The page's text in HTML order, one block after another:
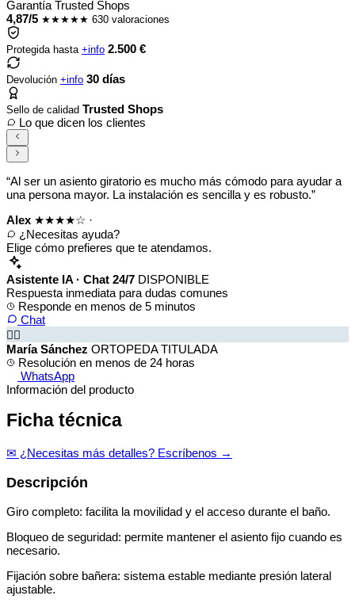
Garantía Trusted Shops
4,87/5 ★★★★★ 630 valoraciones
Protegida hasta +info 2.500 €
Devolución +info 30 días
Sello de calidad Trusted Shops
Lo que dicen los clientes
“Al ser un asiento giratorio es mucho más cómodo para ayudar a
una persona mayor. La instalación es sencilla y es robusto.”
Alex ★★★★☆ ·
¿Necesitas ayuda?
Elige cómo prefieres que te atendamos.
Asistente IA · Chat 24/7 DISPONIBLE
Respuesta inmediata para dudas comunes
Responde en menos de 5 minutos
Chat
👩‍⚕️
María Sánchez ORTOPEDA TITULADA
Resolución en menos de 24 horas
WhatsApp
Información del producto
Ficha técnica
✉ ¿Necesitas más detalles? Escríbenos →
Descripción
Giro completo: facilita la movilidad y el acceso durante el baño.
Bloqueo de seguridad: permite mantener el asiento fijo cuando es
necesario.
Fijación sobre bañera: sistema estable mediante presión lateral
ajustable.